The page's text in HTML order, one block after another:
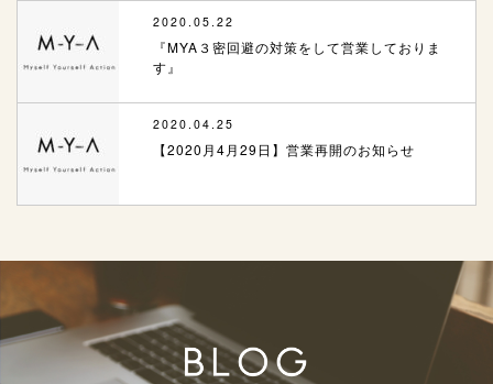
2020.05.22
『MYA３密回避の対策をして営業しておりま
す』
2020.04.25
【2020月4月29日】営業再開のお知らせ